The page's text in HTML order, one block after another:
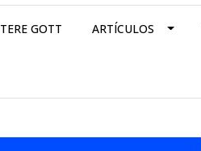
TERE GOTT ARTÍCULOS